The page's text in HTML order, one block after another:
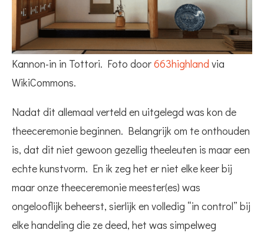
Kannon-in in Tottori. Foto door663highland via
WikiCommons.
Nadat dit allemaal verteld en uitgelegd was kon de
theeceremonie beginnen. Belangrijk om te onthouden
is, dat dit niet gewoon gezellig theeleuten is maar een
echte kunstvorm. En ik zeg het er niet elke keer bij
maar onze theeceremonie meester(es) was
ongelooflijk beheerst, sierlijk en volledig “in control” bij
elke handeling die ze deed, het was simpelweg